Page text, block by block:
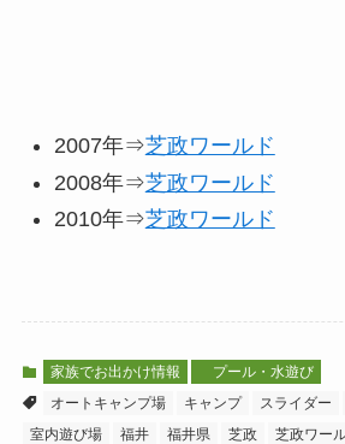
2007年⇒芝政ワールド
2008年⇒芝政ワールド
2010年⇒芝政ワールド
家族でお出かけ情報
プール・水遊び
オートキャンプ場
キャンプ スライダー
室内遊び場
福井 福井県 芝政 芝政ワー